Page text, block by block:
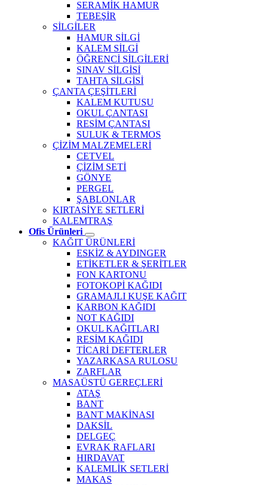
SERAMİK HAMUR
TEBEŞİR
SİLGİLER
HAMUR SİLGİ
KALEM SİLGİ
ÖĞRENCİ SİLGİLERİ
SINAV SİLGİSİ
TAHTA SİLGİSİ
ÇANTA ÇEŞİTLERİ
KALEM KUTUSU
OKUL ÇANTASI
RESİM ÇANTASI
SULUK & TERMOS
ÇİZİM MALZEMELERİ
CETVEL
ÇİZİM SETİ
GÖNYE
PERGEL
ŞABLONLAR
KIRTASİYE SETLERİ
KALEMTRAŞ
Ofis Ürünleri
KAĞIT ÜRÜNLERİ
ESKİZ & AYDINGER
ETİKETLER & ŞERİTLER
FON KARTONU
FOTOKOPİ KAĞIDI
GRAMAJLI KUŞE KAĞIT
KARBON KAĞIDI
NOT KAĞIDI
OKUL KAĞITLARI
RESİM KAĞIDI
TİCARİ DEFTERLER
YAZARKASA RULOSU
ZARFLAR
MASAÜSTÜ GEREÇLERİ
ATAŞ
BANT
BANT MAKİNASI
DAKSİL
DELGEÇ
EVRAK RAFLARI
HIRDAVAT
KALEMLİK SETLERİ
MAKAS